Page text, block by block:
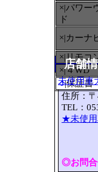
×|パワー
ド
×|カーナ
×|リモコ
×|４WD
○|保証書
店舗
未使用車
住所：
TEL：
★未使用
◎お問合